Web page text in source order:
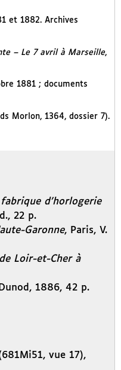
et 1882. Archives
– Le 7 avril à Marseille,
1881 ; documents
Morlon, 1364, dossier 7).
d’horlogerie
22 p.
Garonne, Paris, V.
Loir-et-Cher à
1886, 42 p.
vue 17),